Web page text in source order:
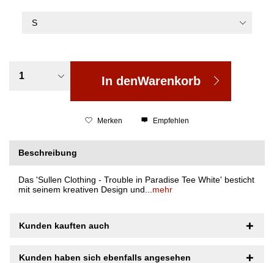
In denWarenkorb
Merken Empfehlen
Beschreibung
Das 'Sullen Clothing - Trouble in Paradise Tee White' besticht
mit seinem kreativen Design und... mehr
Kunden kauften auch
Kunden haben sich ebenfalls angesehen